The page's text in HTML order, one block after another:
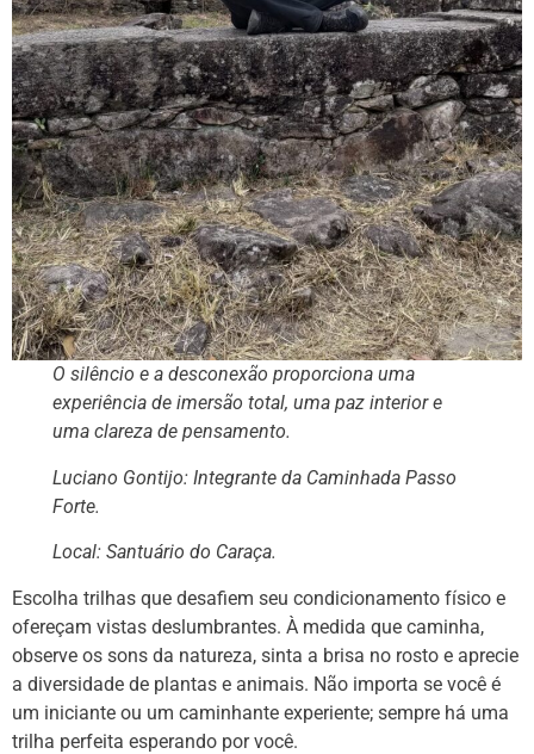
O silêncio e a desconexão proporciona uma
experiência de imersão total, uma paz interior e
uma clareza de pensamento.
Luciano Gontijo: Integrante da Caminhada Passo
Forte.
Local: Santuário do Caraça.
Escolha trilhas que desafiem seu condicionamento físico e
ofereçam vistas deslumbrantes. À medida que caminha,
observe os sons da natureza, sinta a brisa no rosto e aprecie
a diversidade de plantas e animais. Não importa se você é
um iniciante ou um caminhante experiente; sempre há uma
trilha perfeita esperando por você.